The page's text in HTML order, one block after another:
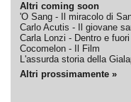
Altri coming soon
'O Sang - Il miracolo di
Carlo Acutis - Il giovane
Carla Lonzi - Dentro e
Cocomelon - Il Film
L'assurda storia della
Altri prossimamente »